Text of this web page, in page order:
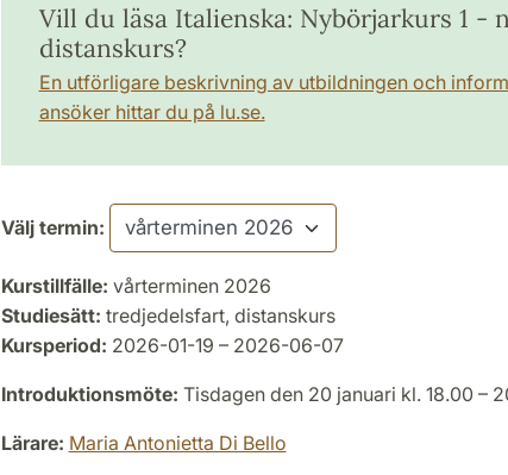
Vill du läsa Italienska: Nybörjarkurs 1 -
distanskurs?
En utförligare beskrivning av utbildningen och
ansöker hittar du på lu.se.
Välj termin:
Kurstillfälle: vårterminen 2026
Studiesätt: tredjedelsfart, distanskurs
Kursperiod: 2026-01-19 – 2026-06-07
Introduktionsmöte: Tisdagen den 20 januari kl. 18.00 –
Lärare: Maria Antonietta Di Bello